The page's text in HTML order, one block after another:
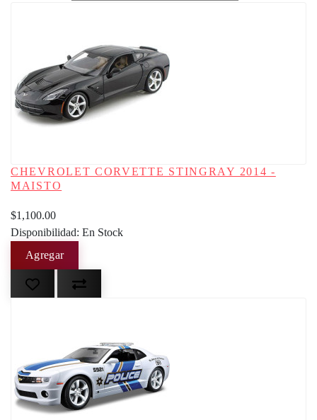
CHEVROLET CORVETTE STINGRAY 2014 -
MAISTO
$1,100.00
Disponibilidad: En Stock